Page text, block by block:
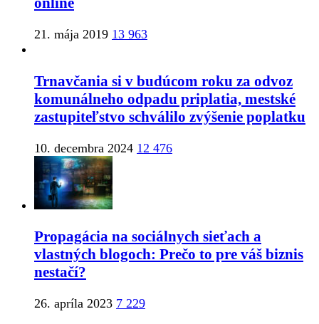
21. mája 2019 13 963
Trnavčania si v budúcom roku za odvoz
komunálneho odpadu priplatia, mestské
zastupiteľstvo schválilo zvýšenie poplatku
10. decembra 2024 12 476
Propagácia na sociálnych sieťach a
vlastných blogoch: Prečo to pre váš biznis
nestačí?
26. apríla 2023 7 229